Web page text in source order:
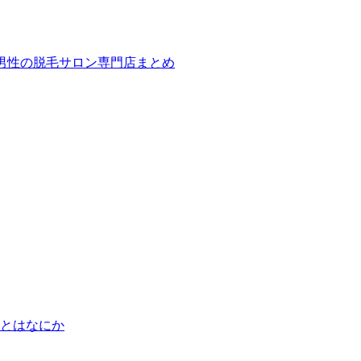
性の脱毛サロン専門店まとめ
はなにか